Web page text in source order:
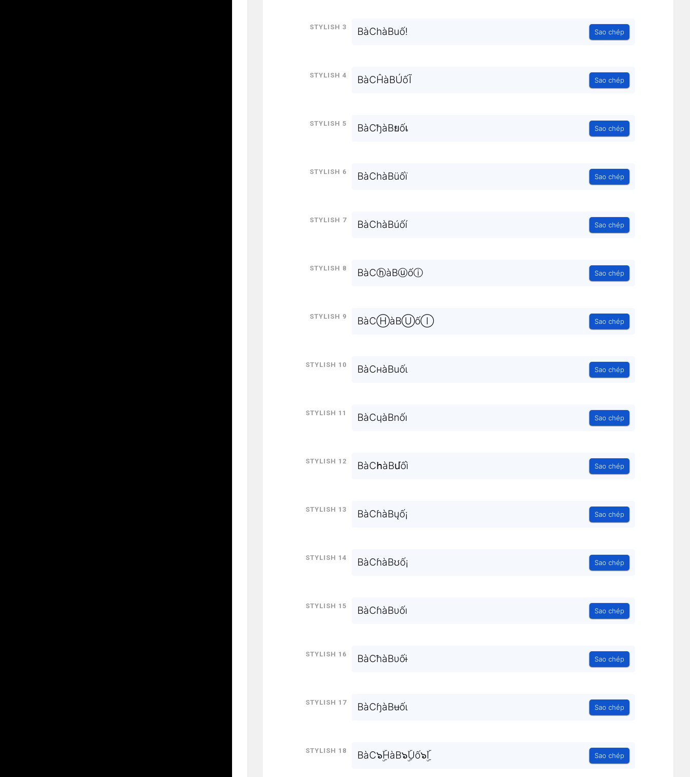
Stylish 3 BàChàBuố! Sao chép
Stylish 4 BàCĤàBÚốĨ Sao chép
Stylish 5 BàCђàBยốเ Sao chép
Stylish 6 BàChàBüốï Sao chép
Stylish 7 BàChàBúốí Sao chép
Stylish 8 BàCⓗàBⓤốⓘ Sao chép
Stylish 9 BàCⒽàBⓊốⒾ Sao chép
Stylish 10 BàCнàBuốι Sao chép
Stylish 11 BàCɥàBnốı Sao chép
Stylish 12 BàCհàBմốì Sao chép
Stylish 13 BàCɦàBųố¡ Sao chép
Stylish 14 BàCɦàBʊố¡ Sao chép
Stylish 15 BàCɦàBυốı Sao chép
Stylish 16 BàCħàBυốɨ Sao chép
Stylish 17 BàCɧàBʉốɩ Sao chép
Stylish 18 BàC๖ۣۜHàB๖ۣۜUố๖ۣۜI Sao chép